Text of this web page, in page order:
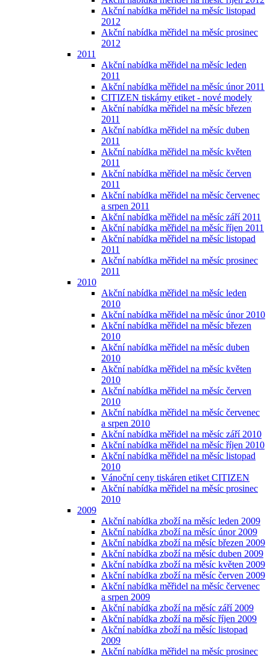
Akční nabídka měřidel na měsíc listopad
2012
Akční nabídka měřidel na měsíc prosinec
2012
2011
Akční nabídka měřidel na měsíc leden
2011
Akční nabídka měřidel na měsíc únor 2011
CITIZEN tiskárny etiket - nové modely
Akční nabídka měřidel na měsíc březen
2011
Akční nabídka měřidel na měsíc duben
2011
Akční nabídka měřidel na měsíc květen
2011
Akční nabídka měřidel na měsíc červen
2011
Akční nabídka měřidel na měsíc červenec
a srpen 2011
Akční nabídka měřidel na měsíc září 2011
Akční nabídka měřidel na měsíc říjen 2011
Akční nabídka měřidel na měsíc listopad
2011
Akční nabídka měřidel na měsíc prosinec
2011
2010
Akční nabídka měřidel na měsíc leden
2010
Akční nabídka měřidel na měsíc únor 2010
Akční nabídka měřidel na měsíc březen
2010
Akční nabídka měřidel na měsíc duben
2010
Akční nabídka měřidel na měsíc květen
2010
Akční nabídka měřidel na měsíc červen
2010
Akční nabídka měřidel na měsíc červenec
a srpen 2010
Akční nabídka měřidel na měsíc září 2010
Akční nabídka měřidel na měsíc říjen 2010
Akční nabídka měřidel na měsíc listopad
2010
Vánoční ceny tiskáren etiket CITIZEN
Akční nabídka měřidel na měsíc prosinec
2010
2009
Akční nabídka zboží na měsíc leden 2009
Akční nabídka zboží na měsíc únor 2009
Akční nabídka zboží na měsíc březen 2009
Akční nabídka zboží na měsíc duben 2009
Akční nabídka zboží na měsíc květen 2009
Akční nabídka zboží na měsíc červen 2009
Akční nabídka měřidel na měsíc červenec
a srpen 2009
Akční nabídka zboží na měsíc září 2009
Akční nabídka zboží na měsíc říjen 2009
Akční nabídka zboží na měsíc listopad
2009
Akční nabídka měřidel na měsíc prosinec